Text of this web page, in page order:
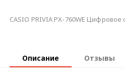
CASIO PRIVIA PX-760WE
Описание Отзывы